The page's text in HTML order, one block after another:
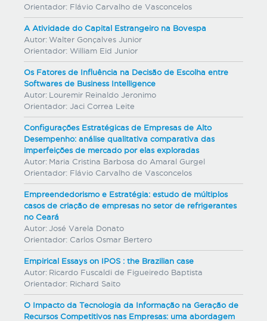
Orientador: Flávio Carvalho de Vasconcelos
A Atividade do Capital Estrangeiro na Bovespa
Autor: Walter Gonçalves Junior
Orientador: William Eid Junior
Os Fatores de Influência na Decisão de Escolha entre
Softwares de Business Intelligence
Autor: Louremir Reinaldo Jeronimo
Orientador: Jaci Correa Leite
Configurações Estratégicas de Empresas de Alto
Desempenho: análise qualitativa comparativa das
imperfeições de mercado por elas exploradas
Autor: Maria Cristina Barbosa do Amaral Gurgel
Orientador: Flávio Carvalho de Vasconcelos
Empreendedorismo e Estratégia: estudo de múltiplos
casos de criação de empresas no setor de refrigerantes
no Ceará
Autor: José Varela Donato
Orientador: Carlos Osmar Bertero
Empirical Essays on IPOS : the Brazilian case
Autor: Ricardo Fuscaldi de Figueiredo Baptista
Orientador: Richard Saito
O Impacto da Tecnologia da Informação na Geração de
Recursos Competitivos nas Empresas: uma abordagem